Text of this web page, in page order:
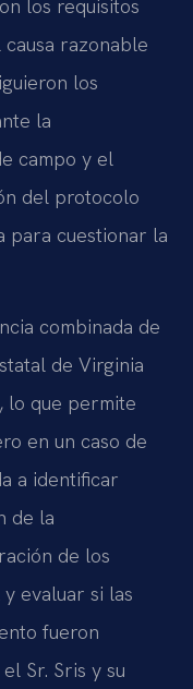
los requisitos
razonable
los
la
campo y el
del protocolo
para cuestionar la
combinada de
de Virginia
lo que permite
en un caso de
a identificar
de la
de los
evaluar si las
fueron
Sr. Sris y su